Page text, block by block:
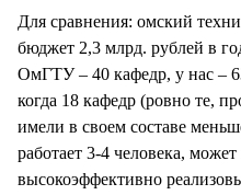
Для сравнения: омский
бюджет 2,3 млрд. рублей в
ОмГТУ – 40 кафедр, у нас –
когда 18 кафедр (ровно те,
имели в своем составе
работает 3-4 человека,
высокоэффективно